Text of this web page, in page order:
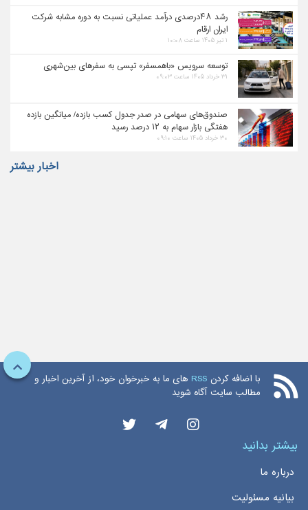
رشد ۴۸درصدی درآمد عملیاتی نسبت به دوره مشابه شرکت
ایران ارقام
۱ تیر ۱۴۰۵ ساعت ۱۰:۰۸
توسعه سرویس «باهمسفر» تپسی به سفرهای بین‌شهری
۳۱ خرداد ۱۴۰۵ ساعت ۰۹:۰۳
صندوق‌های سهامی در صدر جدول کسب بازده/ میانگین بازده
هفتگی بازار سهام به ۱۲ درصد رسید
۳۰ خرداد ۱۴۰۵ ساعت ۰۹:۱۰
اخبار بیشتر
با اضافه کردن RSS های ما به خبرخوان خود، از آخرین اخبار و
مطالب سایت آگاه شوید
بیشتر بدانید
درباره ما
بیانیه مسئولیت